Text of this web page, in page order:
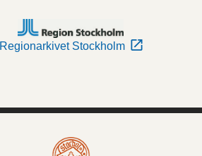
Regionarkivet Stockholm